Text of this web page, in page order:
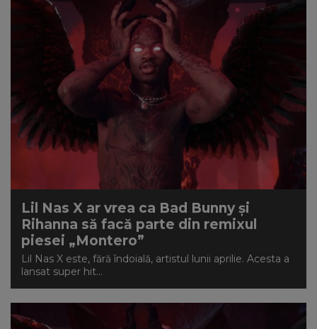
Lil Nas X ar vrea ca Bad Bunny și
Rihanna să facă parte din remixul
piesei „Montero”
Lil Nas X este, fără îndoială, artistul lunii aprilie. Acesta a
lansat super hit...